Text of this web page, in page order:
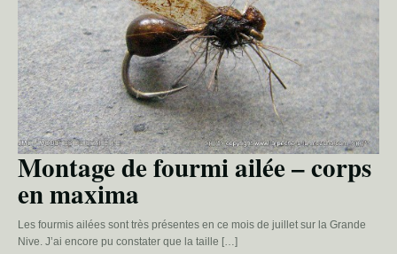
Montage de fourmi ailée – corps
en maxima
Les fourmis ailées sont très présentes en ce mois de juillet sur la Grande
Nive. J’ai encore pu constater que la taille […]